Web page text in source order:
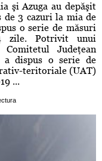
şi Azuga au depăşit
de 3 cazuri la mia de
o serie de măsuri
zile. Potrivit unui
Judeţean
a dispus o serie de
teritoriale (UAT)
...